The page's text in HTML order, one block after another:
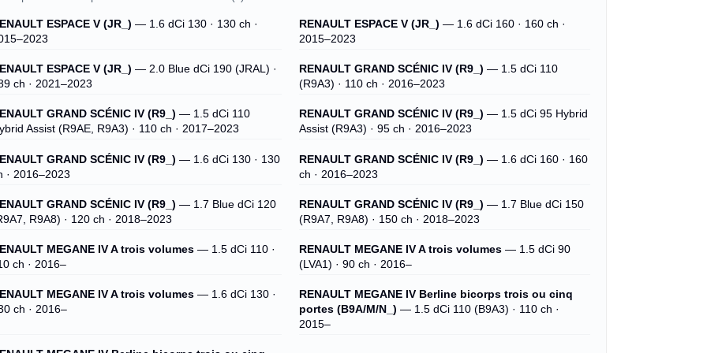
ESPACE V (JR_) — 1.6 dCi 130 · 130 ch ·
RENAULT ESPACE V (JR_) — 1.6 dCi 160 · 160 ch ·
2015–2023
ESPACE V (JR_) — 2.0 Blue dCi 190 (JRAL) ·
ch · 2021–2023
RENAULT GRAND SCÉNIC IV (R9_) — 1.5 dCi 110
(R9A3) · 110 ch · 2016–2023
GRAND SCÉNIC IV (R9_) — 1.5 dCi 110
Assist (R9AE, R9A3) · 110 ch · 2017–2023
RENAULT GRAND SCÉNIC IV (R9_) — 1.5 dCi 95 Hybrid
Assist (R9A3) · 95 ch · 2016–2023
GRAND SCÉNIC IV (R9_) — 1.6 dCi 130 · 130
· 2016–2023
RENAULT GRAND SCÉNIC IV (R9_) — 1.6 dCi 160 · 160
ch · 2016–2023
GRAND SCÉNIC IV (R9_) — 1.7 Blue dCi 120
R9A8) · 120 ch · 2018–2023
RENAULT GRAND SCÉNIC IV (R9_) — 1.7 Blue dCi 150
(R9A7, R9A8) · 150 ch · 2018–2023
MEGANE IV A trois volumes— 1.5 dCi 110 ·
ch · 2016–
RENAULT MEGANE IV A trois volumes — 1.5 dCi 90
(LVA1) · 90 ch · 2016–
MEGANE IV A trois volumes— 1.6 dCi 130 ·
ch · 2016–
RENAULT MEGANE IV Berline bicorps trois ou cinq
portes (B9A/M/N_) — 1.5 dCi 110 (B9A3) · 110 ch ·
2015–